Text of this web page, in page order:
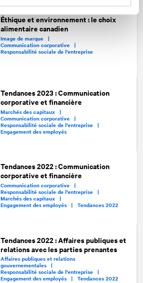
Éthique et environnement : le choix
alimentaire canadien
Image de marque |
Communication corporative |
Responsabilité sociale de l'entreprise
Tendances 2023 : Communication
corporative et financière
Marchés des capitaux |
Communication corporative |
Responsabilité sociale de l'entreprise |
Engagement des employés
Tendances 2022 : Communication
corporative et financière
Communication corporative |
Responsabilité sociale de l'entreprise |
Marchés des capitaux |
Engagement des employés |Tendances 2022
Tendances 2022 : Affaires publiques et
relations avec les parties prenantes
Affaires publiques et relations
gouvernementales |
Responsabilité sociale de l'entreprise |
Engagement des employés | Tendances 2022